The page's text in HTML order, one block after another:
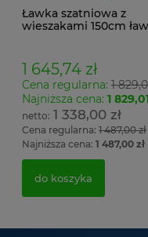
Ławka szatniowa z
wieszakami 150cm
1 645,74 zł
Cena regularna: 1
Najniższa cena: 1
1 338,00 zł
Cena regularna: 1 487,00 zł
Najniższa cena: 1 487,00 zł
do koszyka